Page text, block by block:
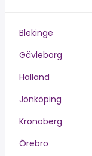
Blekinge
Gävleborg
Halland
Jönköping
Kronoberg
Örebro